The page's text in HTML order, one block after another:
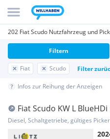
202 Fiat Scudo Nutzfahrzeug und
Fiat Scudo Filter
Filtern
Infos zur Reihung der Anzeigen
Fiat Scudo KW L
Transport Transporter /
Diesel, Schaltgetriebe, gültiges